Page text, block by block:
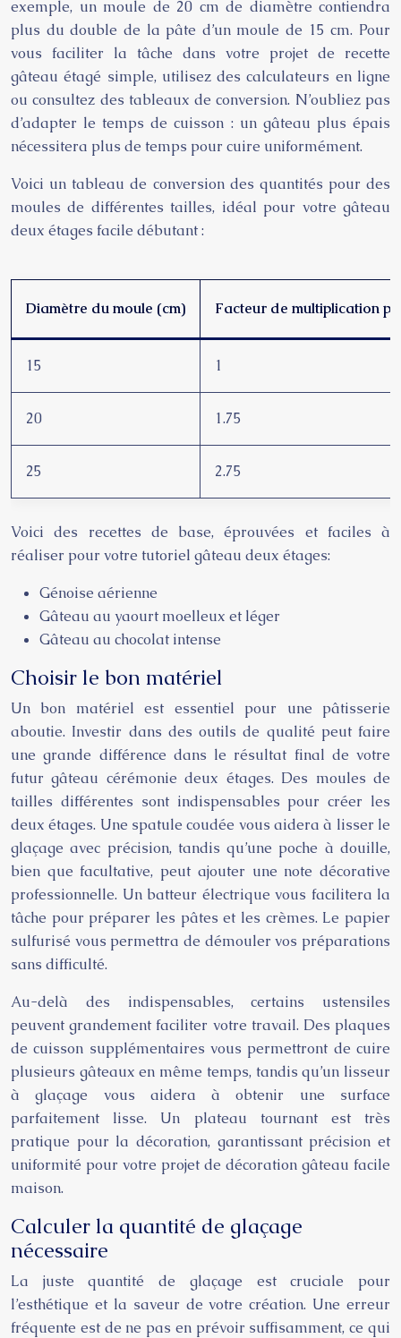
exemple, un moule de 20 cm de diamètre contiendra
plus du double de la pâte d’un moule de 15 cm. Pour
vous faciliter la tâche dans votre projet de recette
gâteau étagé simple, utilisez des calculateurs en ligne
ou consultez des tableaux de conversion. N’oubliez pas
d’adapter le temps de cuisson : un gâteau plus épais
nécessitera plus de temps pour cuire uniformément.
Voici un tableau de conversion des quantités pour des
moules de différentes tailles, idéal pour votre gâteau
deux étages facile débutant :
Diamètre du moule (cm) Facteur de multiplication
15 1
20 1.75
25 2.75
Voici des recettes de base, éprouvées et faciles à
réaliser pour votre tutoriel gâteau deux étages:
Génoise aérienne
Gâteau au yaourt moelleux et léger
Gâteau au chocolat intense
Choisir le bon matériel
Un bon matériel est essentiel pour une pâtisserie
aboutie. Investir dans des outils de qualité peut faire
une grande différence dans le résultat final de votre
futur gâteau cérémonie deux étages. Des moules de
tailles différentes sont indispensables pour créer les
deux étages. Une spatule coudée vous aidera à lisser le
glaçage avec précision, tandis qu’une poche à douille,
bien que facultative, peut ajouter une note décorative
professionnelle. Un batteur électrique vous facilitera la
tâche pour préparer les pâtes et les crèmes. Le papier
sulfurisé vous permettra de démouler vos préparations
sans difficulté.
Au-delà des indispensables, certains ustensiles
peuvent grandement faciliter votre travail. Des plaques
de cuisson supplémentaires vous permettront de cuire
plusieurs gâteaux en même temps, tandis qu’un lisseur
à glaçage vous aidera à obtenir une surface
parfaitement lisse. Un plateau tournant est très
pratique pour la décoration, garantissant précision et
uniformité pour votre projet de décoration gâteau facile
maison.
Calculer la quantité de glaçage
nécessaire
La juste quantité de glaçage est cruciale pour
l’esthétique et la saveur de votre création. Une erreur
fréquente est de ne pas en prévoir suffisamment, ce qui